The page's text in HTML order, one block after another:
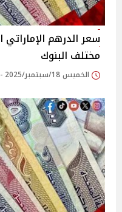
مختلف البنوك
الخميس 18/سبتمبر/2025 - 10:15 ص